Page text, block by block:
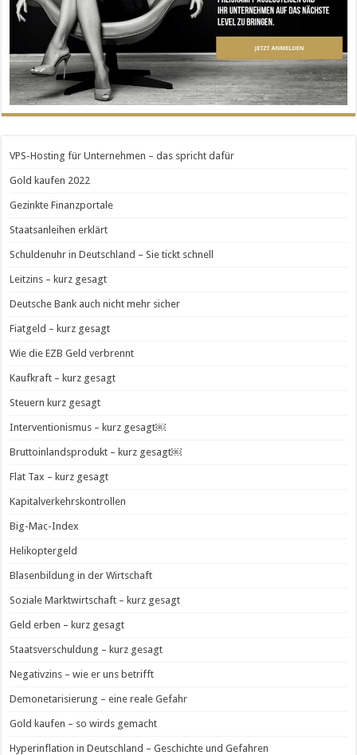
VPS-Hosting für Unternehmen – das spricht dafür
Gold kaufen 2022
Gezinkte Finanzportale
Staatsanleihen erklärt
Schuldenuhr in Deutschland – Sie tickt schnell
Leitzins – kurz gesagt
Deutsche Bank auch nicht mehr sicher
Fiatgeld – kurz gesagt
Wie die EZB Geld verbrennt
Kaufkraft – kurz gesagt
Steuern kurz gesagt
Interventionismus – kurz gesagt￼
Bruttoinlandsprodukt – kurz gesagt￼
Flat Tax – kurz gesagt
Kapitalverkehrskontrollen
Big-Mac-Index
Helikoptergeld
Blasenbildung in der Wirtschaft
Soziale Marktwirtschaft – kurz gesagt
Geld erben – kurz gesagt
Staatsverschuldung – kurz gesagt
Negativzins – wie er uns betrifft
Demonetarisierung – eine reale Gefahr
Gold kaufen – so wirds gemacht
Hyperinflation in Deutschland – Geschichte und Gefahren